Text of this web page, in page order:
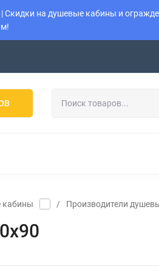
на душевые кабины и
/ Производители